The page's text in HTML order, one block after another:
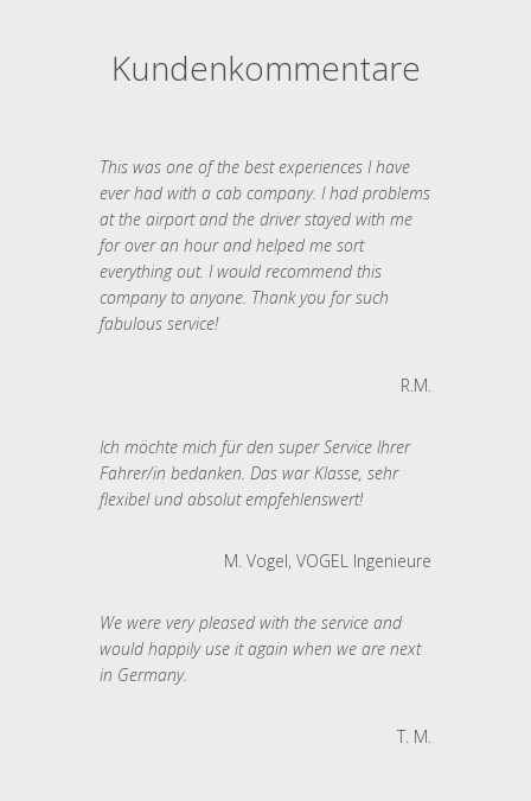
Kundenkommentare
This was one of the best experiences I have
ever had with a cab company. I had problems
at the airport and the driver stayed with me
for over an hour and helped me sort
everything out. I would recommend this
company to anyone. Thank you for such
fabulous service!
R.M.
Ich möchte mich für den super Service Ihrer
Fahrer/in bedanken. Das war Klasse, sehr
flexibel und absolut empfehlenswert!
M. Vogel, VOGEL Ingenieure
We were very pleased with the service and
would happily use it again when we are next
in Germany.
T. M.